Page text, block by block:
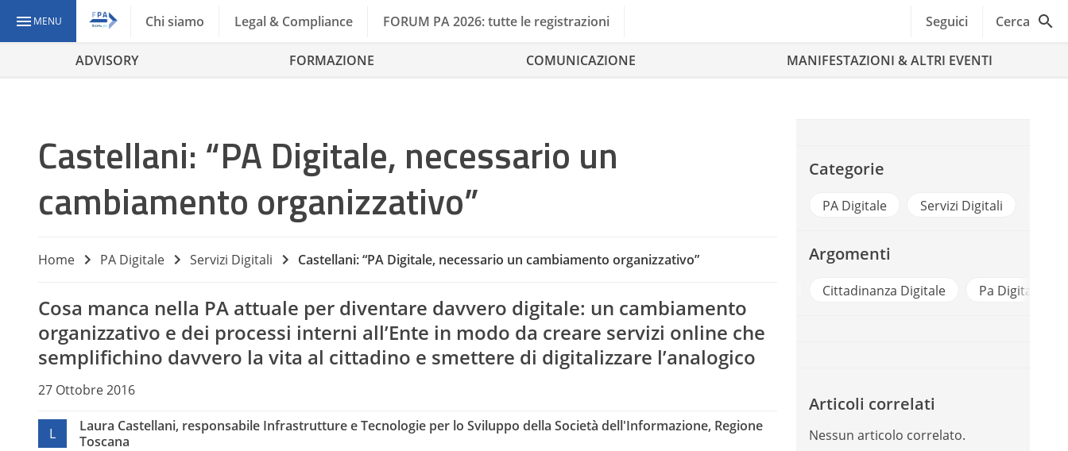
MENU Chi siamo Legal & Compliance FORUM PA 2026: tutte le registrazioni Seguici Cerca
ADVISORY FORMAZIONE COMUNICAZIONE MANIFESTAZIONI & ALTRI EVENTI
Castellani: “PA Digitale, necessario un
cambiamento organizzativo”
Home PA Digitale Servizi Digitali Castellani: “PA Digitale, necessario un cambiamento organizzativo”
Cosa manca nella PA attuale per diventare davvero digitale: un cambiamento
organizzativo e dei processi interni all’Ente in modo da creare servizi online che
semplifichino davvero la vita al cittadino e smettere di digitalizzare l’analogico
27 Ottobre 2016
L
Laura Castellani, responsabile Infrastrutture e Tecnologie per lo Sviluppo della Società dell'Informazione, Regione
Toscana
Categorie
PA Digitale Servizi Digitali
Argomenti
Cittadinanza Digitale Pa Digitale
Articoli correlati
Nessun articolo correlato.